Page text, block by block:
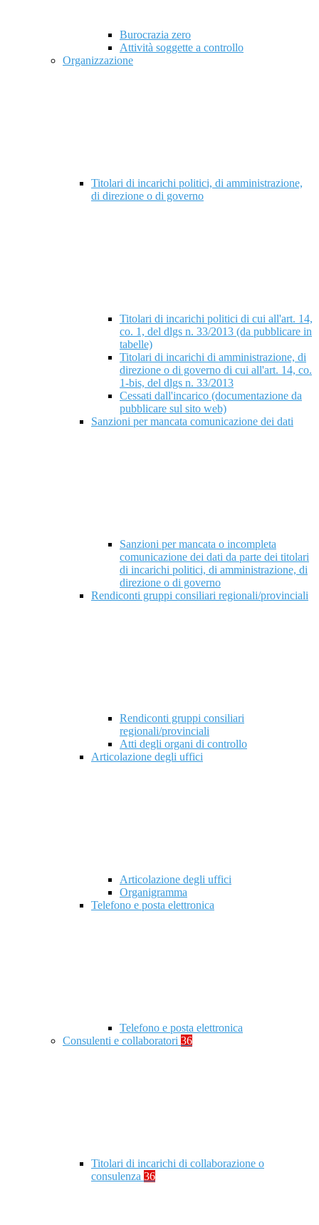
Burocrazia zero
Attività soggette a controllo
Organizzazione
Titolari di incarichi politici, di amministrazione,
di direzione o di governo
Titolari di incarichi politici di cui all'art. 14,
co. 1, del dlgs n. 33/2013 (da pubblicare in
tabelle)
Titolari di incarichi di amministrazione, di
direzione o di governo di cui all'art. 14, co.
1-bis, del dlgs n. 33/2013
Cessati dall'incarico (documentazione da
pubblicare sul sito web)
Sanzioni per mancata comunicazione dei dati
Sanzioni per mancata o incompleta
comunicazione dei dati da parte dei titolari
di incarichi politici, di amministrazione, di
direzione o di governo
Rendiconti gruppi consiliari regionali/provinciali
Rendiconti gruppi consiliari
regionali/provinciali
Atti degli organi di controllo
Articolazione degli uffici
Articolazione degli uffici
Organigramma
Telefono e posta elettronica
Telefono e posta elettronica
Consulenti e collaboratori 36
Titolari di incarichi di collaborazione o
consulenza 36